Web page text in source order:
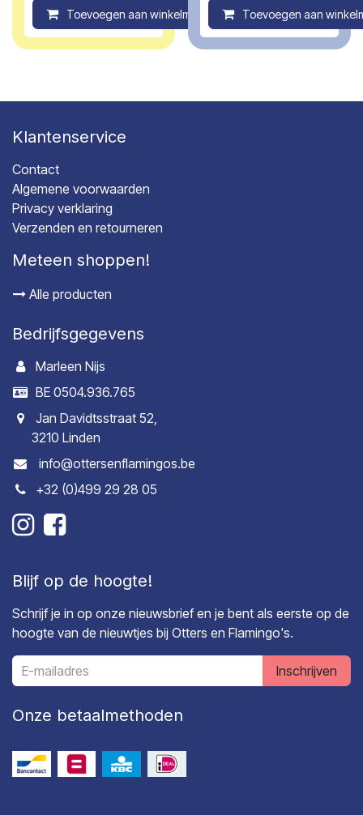
Toevoegen aan winkelmandje Compare
Toevoegen aan
Klantenservice
Contact
Algemene voorwaarden
Privacy verklaring
Verzenden en retourneren
Meteen shoppen!
Alle producten
Bedrijfsgegevens
Marleen Nijs
BE 0504.936.765
Jan Davidtsstraat 52,
3210 Linden
info@ottersenflamingos.be
+32 (0)499 29 28 05
Blijf op de hoogte!
Schrijf je in op onze nieuwsbrief en je bent als eerste op de
hoogte van de nieuwtjes bij Otters en Flamingo's.
Inschrijven
Onze betaalmethoden